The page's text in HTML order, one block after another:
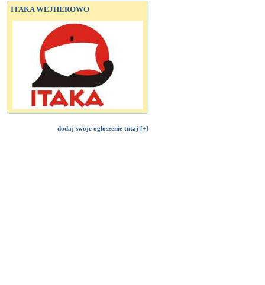
ITAKA WEJHEROWO
dodaj swoje ogłoszenie tutaj [+]